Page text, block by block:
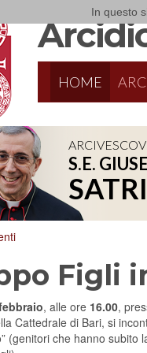
In questo
HOME
S.E.
Conversano
Episcopale Pugliese
Figli
, alle ore 16.00,
Cattedrale di Bari, si
(genitori che hanno subito